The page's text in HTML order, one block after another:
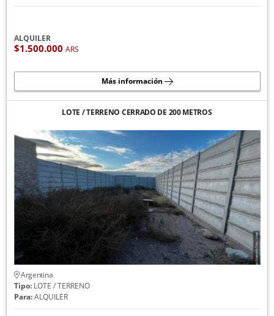
ALQUILER
$1.500.000 ARS
Más información
LOTE / TERRENO CERRADO DE 200 METROS
Argentina
Tipo:LOTE / TERRENO
Para:ALQUILER